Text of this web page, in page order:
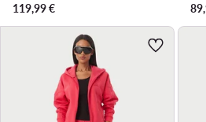
119,99€